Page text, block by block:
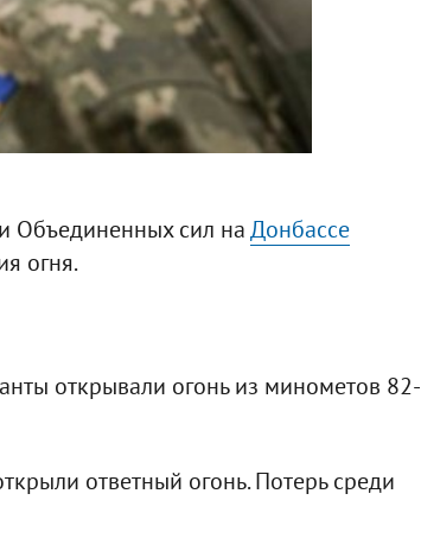
Объединенных сил наДонбассе
огня.
открывали огонь из минометов 82-
ответный огонь. Потерь среди